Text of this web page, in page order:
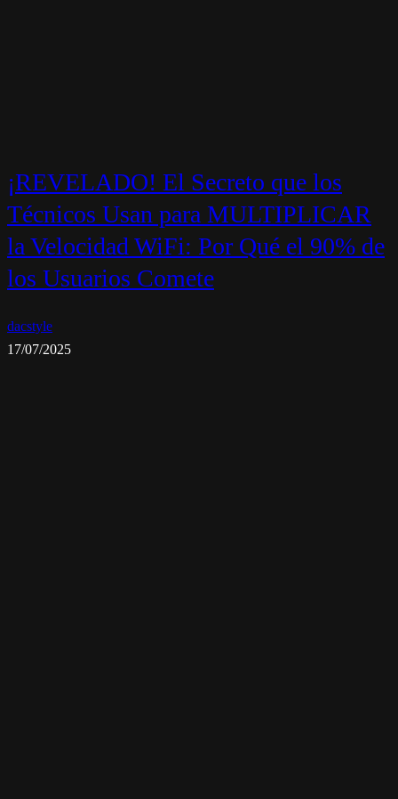
¡REVELADO! El Secreto que los
Técnicos Usan para MULTIPLICAR
la Velocidad WiFi: Por Qué el 90% de
los Usuarios Comete
dacstyle
17/07/2025